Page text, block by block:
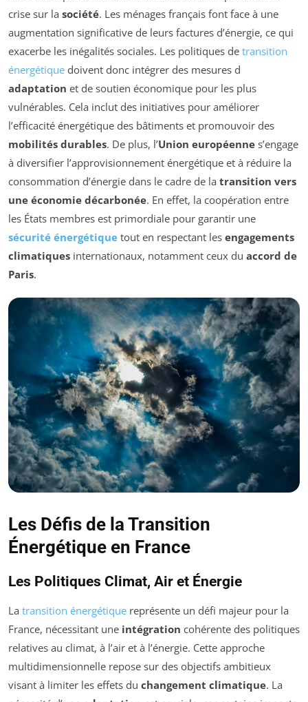
crise sur la société. Les ménages français font face à une
augmentation significative de leurs factures d’énergie, ce qui
exacerbe les inégalités sociales. Les politiques de transition
énergétique doivent donc intégrer des mesures d
adaptation et de soutien économique pour les plus
vulnérables. Cela inclut des initiatives pour améliorer
l’efficacité énergétique des bâtiments et promouvoir des
mobilités durables. De plus, l’Union européenne s’engage
à diversifier l’approvisionnement énergétique et à réduire la
consommation d’énergie dans le cadre de la transition vers
une économie décarbonée. En effet, la coopération entre
les États membres est primordiale pour garantir une
sécurité énergétique tout en respectant les engagements
climatiques internationaux, notamment ceux du accord de
Paris.
Les Défis de la Transition
Énergétique en France
Les Politiques Climat, Air et Énergie
La transition énergétique représente un défi majeur pour la
France, nécessitant une intégration cohérente des politiques
relatives au climat, à l’air et à l’énergie. Cette approche
multidimensionnelle repose sur des objectifs ambitieux
visant à limiter les effets du changement climatique. La